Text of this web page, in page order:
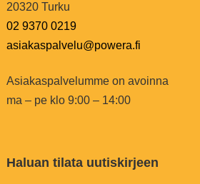
20320 Turku
02 9370 0219
asiakaspalvelu@powera.fi
Asiakaspalvelumme on avoinna
ma – pe klo 9:00 – 14:00
Haluan tilata uutiskirjeen